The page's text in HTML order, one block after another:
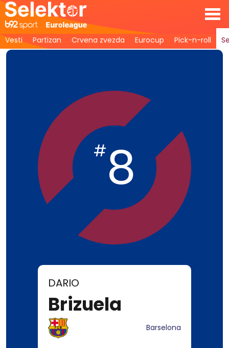
Vesti Partizan Crvena zvezda Eurocup Pick-n-roll
DARIO
Brizuela
Barselona
#8